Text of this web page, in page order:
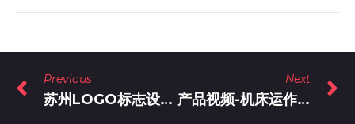
Previous
苏州LOGO标志设计-苏州果木童年品牌设计
Next
产品视频-机床运作产品3D视频